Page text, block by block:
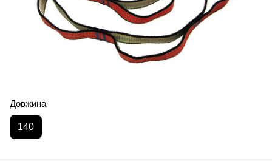
Довжина
140